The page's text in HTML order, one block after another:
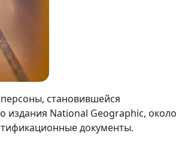
становившейся
издания National Geographic, около
документы.